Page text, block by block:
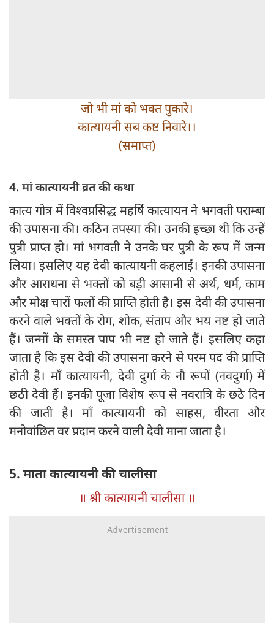
जो भी मां को भक्त पुकारे।
कात्यायनी सब कष्ट निवारे।।
(समाप्त)
4. मां कात्यायनी व्रत की कथा
कात्य गोत्र में विश्वप्रसिद्ध महर्षि कात्यायन ने भगवती पराम्बा
की उपासना की। कठिन तपस्या की। उनकी इच्छा थी कि उन्हें
पुत्री प्राप्त हो। मां भगवती ने उनके घर पुत्री के रूप में जन्म
लिया। इसलिए यह देवी कात्यायनी कहलाईं। इनकी उपासना
और आराधना से भक्तों को बड़ी आसानी से अर्थ, धर्म, काम
और मोक्ष चारों फलों की प्राप्ति होती है। इस देवी की उपासना
करने वाले भक्तों के रोग, शोक, संताप और भय नष्ट हो जाते
हैं। जन्मों के समस्त पाप भी नष्ट हो जाते हैं। इसलिए कहा
जाता है कि इस देवी की उपासना करने से परम पद की प्राप्ति
होती है। माँ कात्यायनी, देवी दुर्गा के नौ रूपों (नवदुर्गा) में
छठी देवी हैं। इनकी पूजा विशेष रूप से नवरात्रि के छठे दिन
की जाती है। माँ कात्यायनी को साहस, वीरता और
मनोवांछित वर प्रदान करने वाली देवी माना जाता है।
5. माता कात्यायनी की चालीसा
॥ श्री कात्यायनी चालीसा ॥